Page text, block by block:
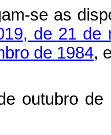
se as
de 21 de
de 1984,
outubro de